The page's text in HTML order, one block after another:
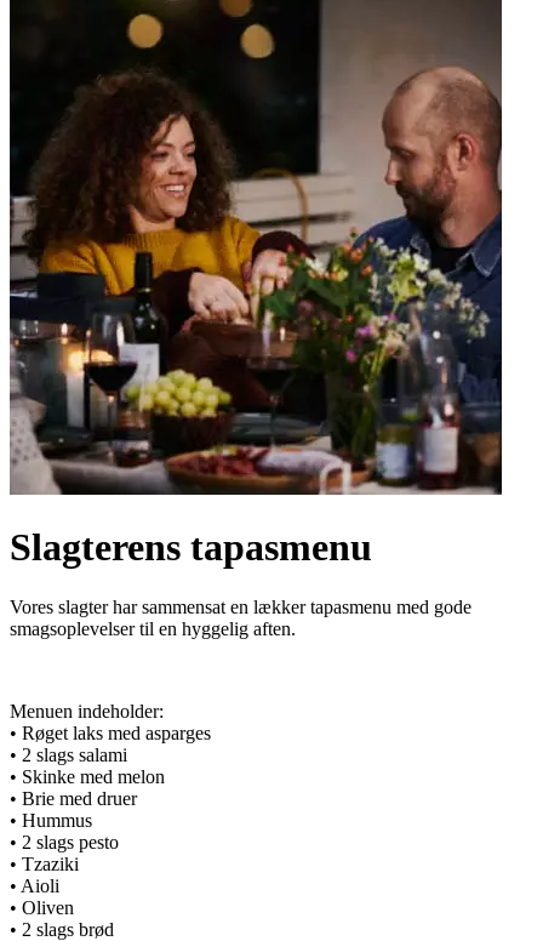
Slagterens tapasmenu
Vores slagter har sammensat en lækker tapasmenu med gode
smagsoplevelser til en hyggelig aften.
Menuen indeholder:
• Røget laks med asparges
• 2 slags salami
• Skinke med melon
• Brie med druer
• Hummus
• 2 slags pesto
• Tzaziki
• Aioli
• Oliven
• 2 slags brød